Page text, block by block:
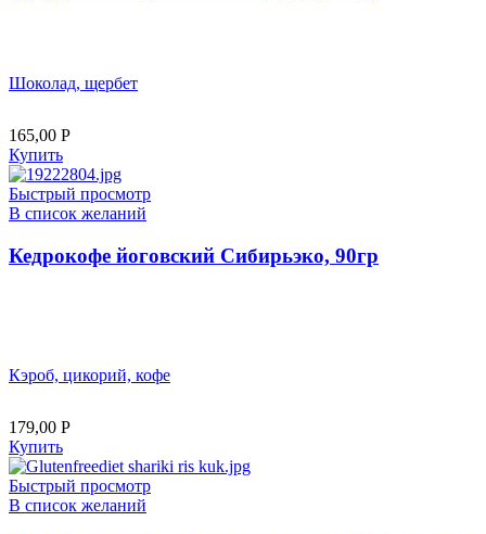
Шоколад, щербет
165,00 Р
Купить
Быстрый просмотр
В список желаний
Кедрокофе йоговский Сибирьэко, 90гр
Кэроб, цикорий, кофе
179,00 Р
Купить
Быстрый просмотр
В список желаний